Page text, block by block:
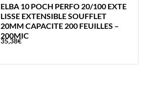
ELBA 10 POCH PERFO 20/100 EXTE
LISSE EXTENSIBLE SOUFFLET
20MM CAPACITE 200 FEUILLES –
200MIC
35,38€